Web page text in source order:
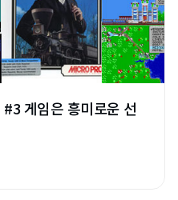
게임은 흥미로운 선